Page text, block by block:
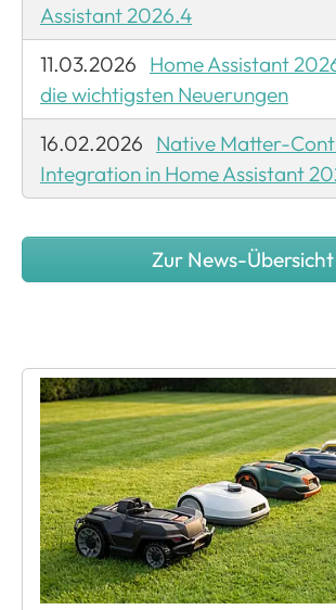
Assistant 2026.4
11.03.2026 Home Assistant
die wichtigsten Neuerungen
16.02.2026 Native Matter-
Integration in Home Assistant
Zur News-Übersicht